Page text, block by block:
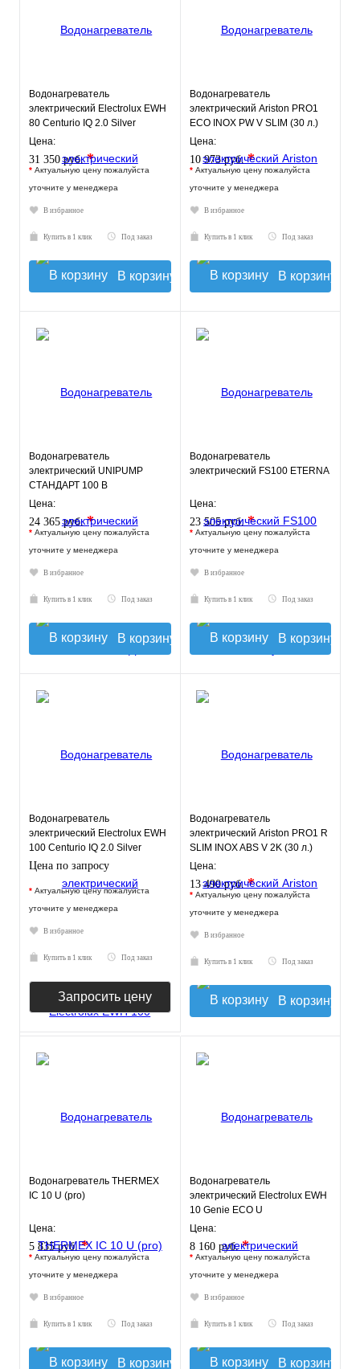
Водонагреватель
электрический Electrolux EWH
80 Centurio IQ 2.0 Silver
Цена:
31 350 руб.*
* Актуальную цену пожалуйста
уточните у менеджера
В избранное
Купить в 1 клик Под заказ
В корзину
Водонагреватель
электрический Ariston PRO1
ECO INOX PW V SLIM (30 л.)
настенный, нерж. сталь, ТЭН
Цена:
10 973 руб.*
* Актуальную цену пожалуйста
уточните у менеджера
В избранное
Купить в 1 клик Под заказ
В корзину
Водонагреватель
электрический UNIPUMP
СТАНДАРТ 100 В
Цена:
24 365 руб.*
* Актуальную цену пожалуйста
уточните у менеджера
В избранное
Купить в 1 клик Под заказ
В корзину
Водонагреватель
электрический FS100 ETERNA
Цена:
23 505 руб.*
* Актуальную цену пожалуйста
уточните у менеджера
В избранное
Купить в 1 клик Под заказ
В корзину
Водонагреватель
электрический Electrolux EWH
100 Centurio IQ 2.0 Silver
Цена по запросу
* Актуальную цену пожалуйста
уточните у менеджера
В избранное
Купить в 1 клик Под заказ
Запросить цену
Водонагреватель
электрический Ariston PRO1 R
SLIM INOX ABS V 2K (30 л.)
настенный, нерж. сталь, ТЭН
Цена:
13 490 руб.*
* Актуальную цену пожалуйста
уточните у менеджера
В избранное
Купить в 1 клик Под заказ
В корзину
Водонагреватель THERMEX
IC 10 U (pro)
Цена:
5 835 руб.*
* Актуальную цену пожалуйста
уточните у менеджера
В избранное
Купить в 1 клик Под заказ
В корзину
Водонагреватель
электрический Electrolux EWH
10 Genie ECO U
Цена:
8 160 руб.*
* Актуальную цену пожалуйста
уточните у менеджера
В избранное
Купить в 1 клик Под заказ
В корзину